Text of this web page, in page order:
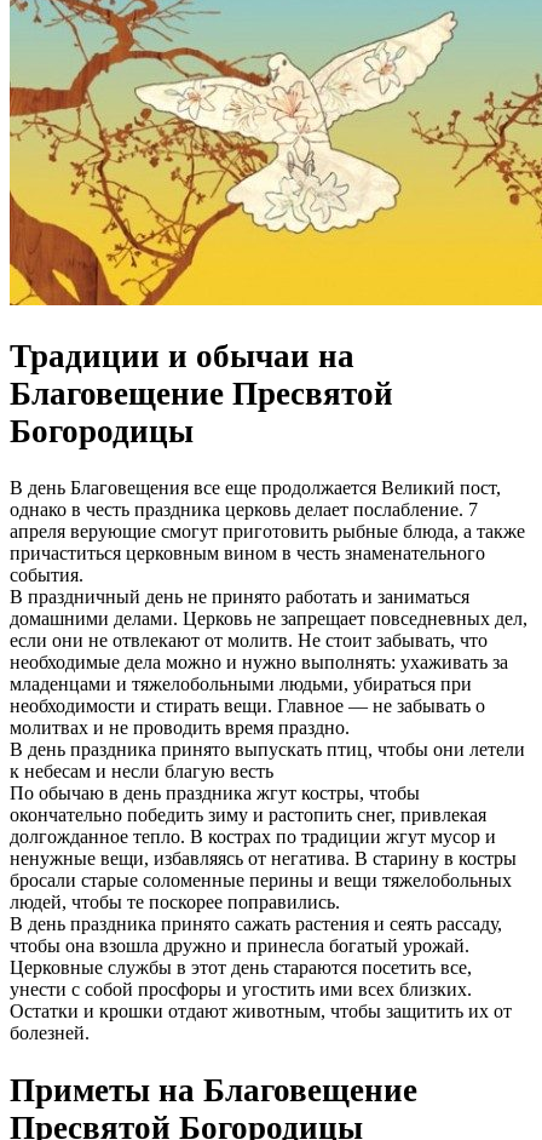
Традиции и обычаи на
Благовещение Пресвятой
Богородицы
В день Благовещения все еще продолжается Великий пост,
однако в честь праздника церковь делает послабление. 7
апреля верующие смогут приготовить рыбные блюда, а также
причаститься церковным вином в честь знаменательного
события.
В праздничный день не принято работать и заниматься
домашними делами. Церковь не запрещает повседневных дел,
если они не отвлекают от молитв. Не стоит забывать, что
необходимые дела можно и нужно выполнять: ухаживать за
младенцами и тяжелобольными людьми, убираться при
необходимости и стирать вещи. Главное — не забывать о
молитвах и не проводить время праздно.
В день праздника принято выпускать птиц, чтобы они летели
к небесам и несли благую весть
По обычаю в день праздника жгут костры, чтобы
окончательно победить зиму и растопить снег, привлекая
долгожданное тепло. В кострах по традиции жгут мусор и
ненужные вещи, избавляясь от негатива. В старину в костры
бросали старые соломенные перины и вещи тяжелобольных
людей, чтобы те поскорее поправились.
В день праздника принято сажать растения и сеять рассаду,
чтобы она взошла дружно и принесла богатый урожай.
Церковные службы в этот день стараются посетить все,
унести с собой просфоры и угостить ими всех близких.
Остатки и крошки отдают животным, чтобы защитить их от
болезней.
Приметы на Благовещение
Пресвятой Богородицы